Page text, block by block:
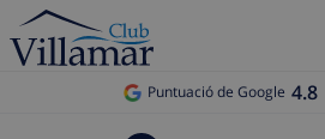
Puntuació de Google 4.8